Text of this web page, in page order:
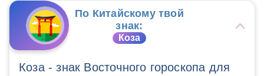
По Китайскому твой
знак:
Коза
Коза - знак Восточного гороскопа для